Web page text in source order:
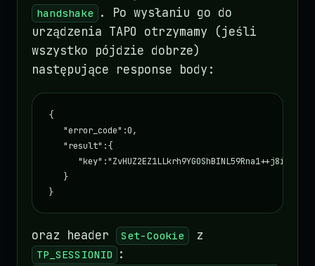
handshake
. Po wysłaniu go do
urządzenia TAPO otrzymamy (jeśli
wszystko pójdzie dobrze)
następujące response body:
{
   "error_code":0,
   "result":{
   }
}
oraz header Set-Cookie z
TP_SESSIONID :